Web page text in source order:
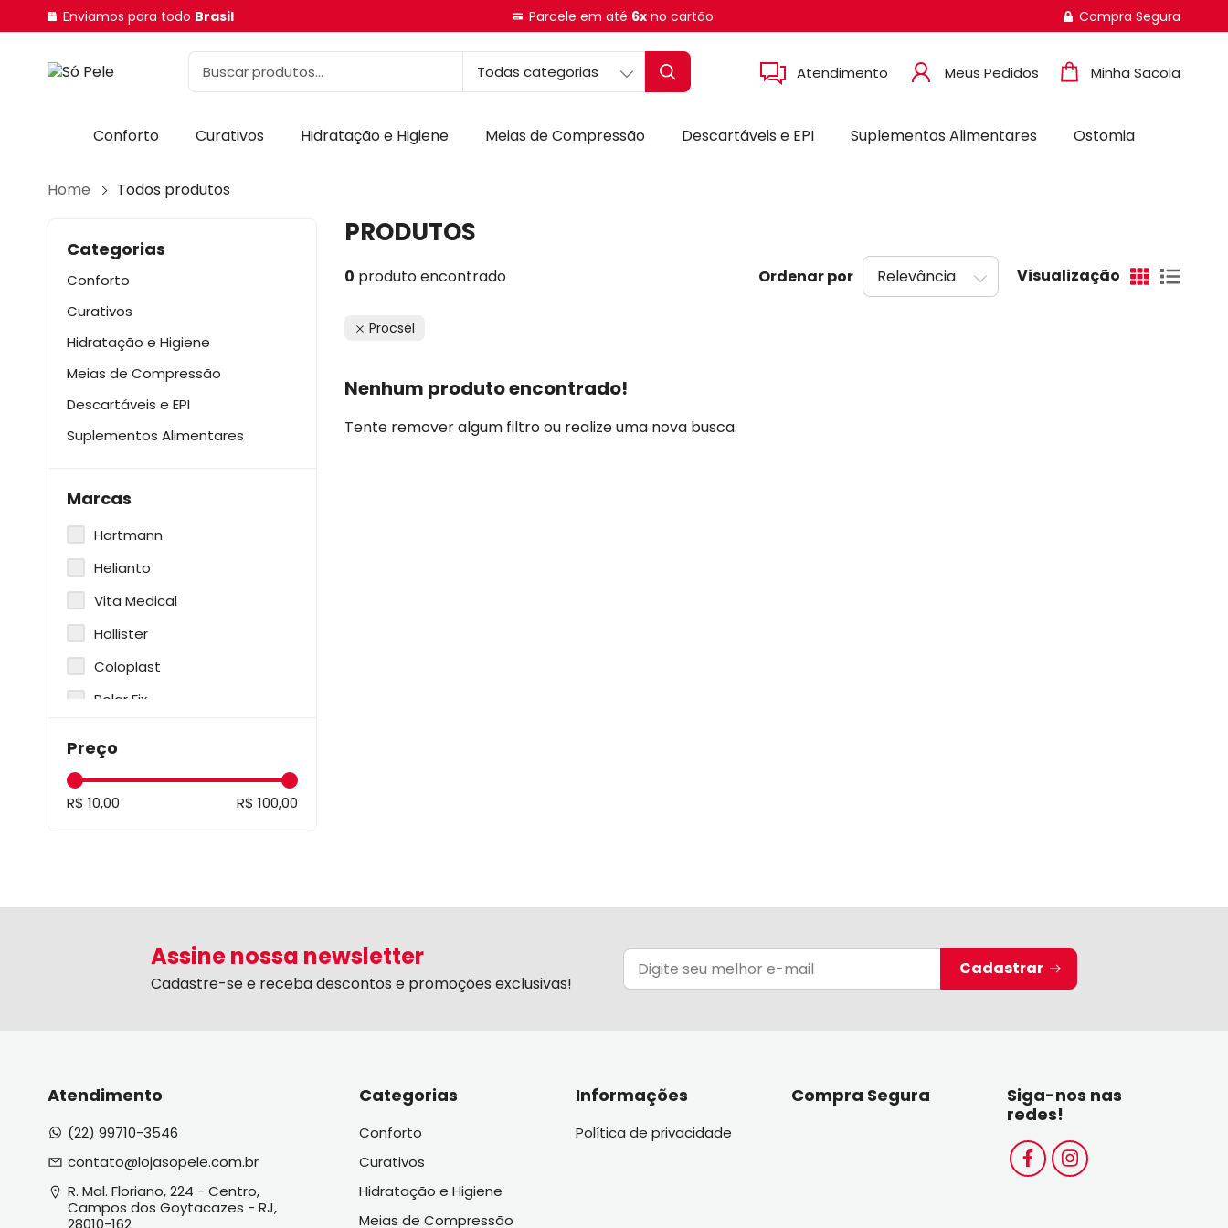
Enviamos para todo Brasil Parcele em até 6x no cartão Compra Segura
Atendimento Meus Pedidos Minha Sacola
Conforto Curativos Hidratação e Higiene Meias de Compressão Descartáveis e EPI Suplementos Alimentares Ostomia
Home Todos produtos
Categorias
Conforto
Curativos
Hidratação e Higiene
Meias de Compressão
Descartáveis e EPI
Suplementos Alimentares
Marcas
Hartmann
Helianto
Vita Medical
Hollister
Coloplast
Polar Fix
Procsel
Preço
R$ 10,00 R$ 100,00
PRODUTOS
0 produto encontrado Ordenar por Visualização
Procsel
Nenhum produto encontrado!
Tente remover algum filtro ou realize uma nova busca.
Assine nossa newsletter
Cadastre-se e receba descontos e promoções exclusivas!
Cadastrar
Categorias
Conforto
Curativos
Hidratação e Higiene
Meias de Compressão
Informações
Política de privacidade
Compra Segura
Atendimento
(22) 99710-3546
contato@lojasopele.com.br
R. Mal. Floriano, 224 - Centro,
Campos dos Goytacazes - RJ,
28010-162
Siga-nos nas
redes!